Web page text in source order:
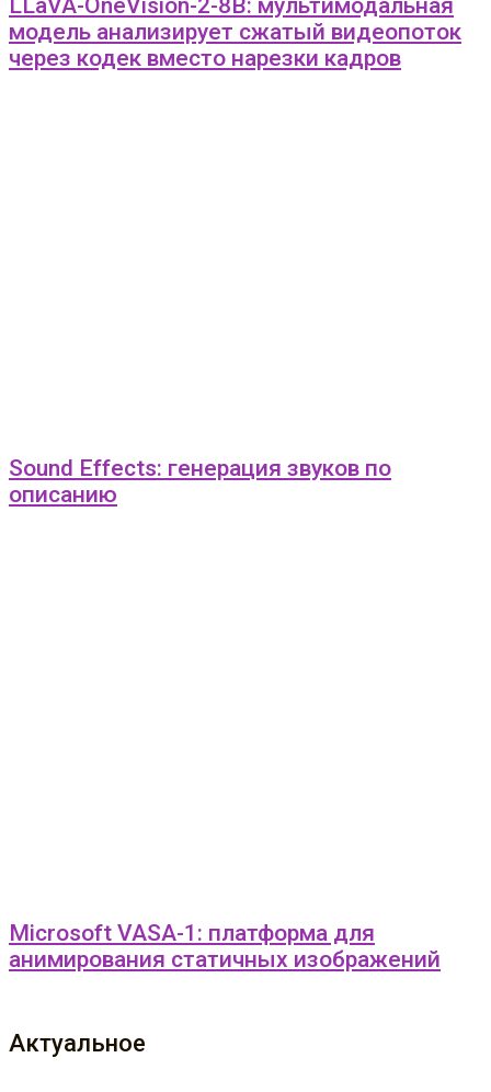
LLaVA-OneVision-2-8B: мультимодальная
модель анализирует сжатый видеопоток
через кодек вместо нарезки кадров
Sound Effects: генерация звуков по
описанию
Microsoft VASA-1: платформа для
анимирования статичных изображений
Актуальное